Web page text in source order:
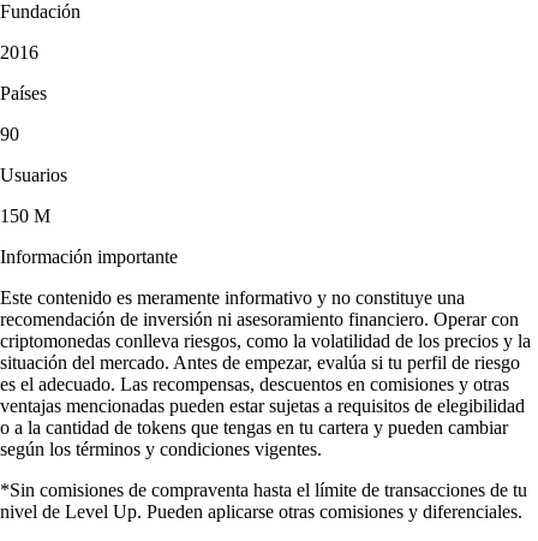
Fundación
2016
Países
90
Usuarios
150 M
Información importante
Este contenido es meramente informativo y no constituye una
recomendación de inversión ni asesoramiento financiero. Operar con
criptomonedas conlleva riesgos, como la volatilidad de los precios y la
situación del mercado. Antes de empezar, evalúa si tu perfil de riesgo
es el adecuado. Las recompensas, descuentos en comisiones y otras
ventajas mencionadas pueden estar sujetas a requisitos de elegibilidad
o a la cantidad de tokens que tengas en tu cartera y pueden cambiar
según los términos y condiciones vigentes.
*Sin comisiones de compraventa hasta el límite de transacciones de tu
nivel de Level Up. Pueden aplicarse otras comisiones y diferenciales.